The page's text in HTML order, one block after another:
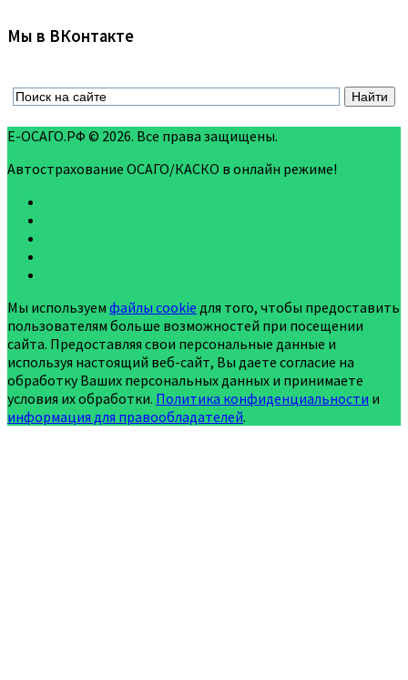
Мы в ВКонтакте
Е-ОСАГО.РФ © 2026. Все права защищены.
Автострахование ОСАГО/КАСКО в онлайн режиме!
Мы используем файлы cookie для того, чтобы предоставить
пользователям больше возможностей при посещении
сайта. Предоставляя свои персональные данные и
используя настоящий веб-сайт, Вы даете согласие на
обработку Ваших персональных данных и принимаете
условия их обработки. Политика конфиденциальности и
информация для правообладателей.